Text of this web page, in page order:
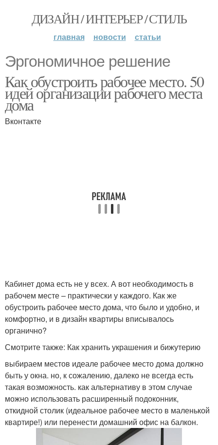
ДИЗАЙН / ИНТЕРЬЕР / СТИЛЬ
главная новости статьи
Эргономичное решение
Как обустроить рабочее место. 50
идей организации рабочего места
дома
Вконтакте
Кабинет дома есть не у всех. А вот необходимость в
рабочем месте – практически у каждого. Как же
обустроить рабочее место дома, что было и удобно, и
комфортно, и в дизайн квартиры вписывалось
органично?
Смотрите также: Как хранить украшения и бижутерию
выбираем местов идеале рабочее место дома должно
быть у окна. но, к сожалению, далеко не всегда есть
такая возможность. как альтернативу в этом случае
можно использовать расширенный подоконник,
откидной столик (идеальное рабочее место в маленькой
квартире!) или перенести домашний офис на балкон.